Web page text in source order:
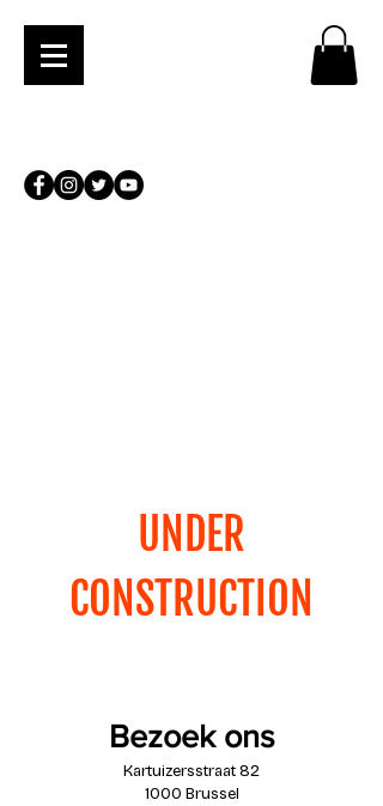
UNDER
CONSTRUCTION
Bezoek ons
Kartuizersstraat 82
1000 Brussel